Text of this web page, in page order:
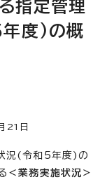
指定管理
度)の概
21 日
況(令和5年度)の
＜業務実施状況＞